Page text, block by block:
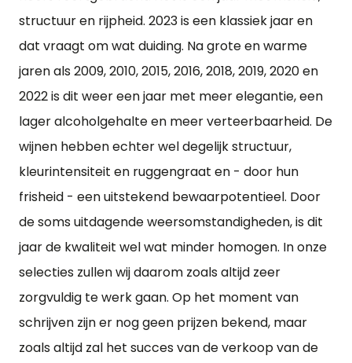
structuur en rijpheid. 2023 is een klassiek jaar en
dat vraagt om wat duiding. Na grote en warme
jaren als 2009, 2010, 2015, 2016, 2018, 2019, 2020 en
2022 is dit weer een jaar met meer elegantie, een
lager alcoholgehalte en meer verteerbaarheid. De
wijnen hebben echter wel degelijk structuur,
kleurintensiteit en ruggengraat en - door hun
frisheid - een uitstekend bewaarpotentieel. Door
de soms uitdagende weersomstandigheden, is dit
jaar de kwaliteit wel wat minder homogen. In onze
selecties zullen wij daarom zoals altijd zeer
zorgvuldig te werk gaan. Op het moment van
schrijven zijn er nog geen prijzen bekend, maar
zoals altijd zal het succes van de verkoop van de